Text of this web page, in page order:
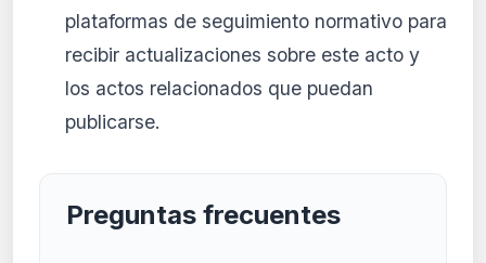
plataformas de seguimiento normativo para
recibir actualizaciones sobre este acto y
los actos relacionados que puedan
publicarse.
Preguntas frecuentes